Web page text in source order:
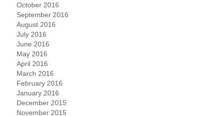
October 2016
September 2016
August 2016
July 2016
June 2016
May 2016
April 2016
March 2016
February 2016
January 2016
December 2015
November 2015